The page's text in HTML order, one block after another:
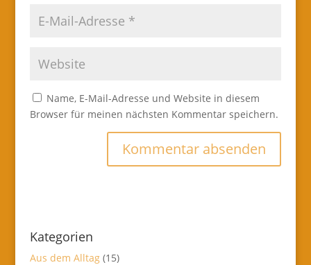
Name, E-Mail-Adresse und Website in diesem
Browser für meinen nächsten Kommentar speichern.
Kategorien
Aus dem Alltag(15)